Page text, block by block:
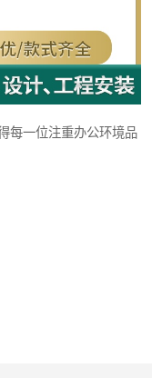
每一位注重办公环境品